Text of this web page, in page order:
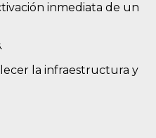
inmediata de un
la infraestructura y